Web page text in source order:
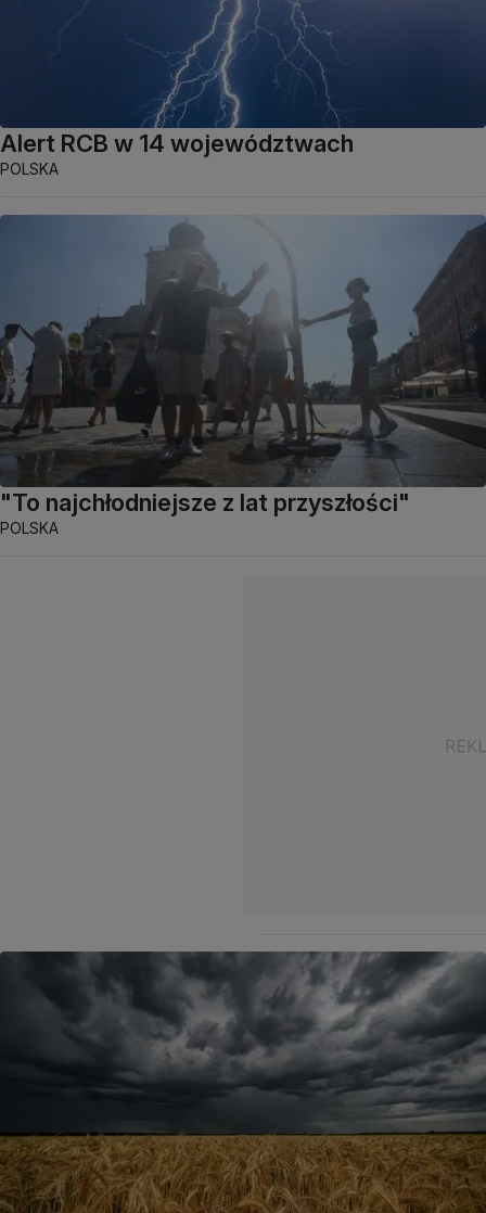
Alert RCB w 14 województwach
POLSKA
"To najchłodniejsze z lat przyszłości"
POLSKA